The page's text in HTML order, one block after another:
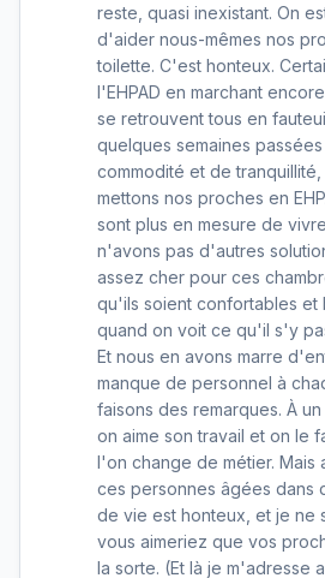
reste, quasi inexistant. On
d'aider nous-mêmes nos
toilette. C'est honteux.
l'EHPAD en marchant
se retrouvent tous en
quelques semaines
commodité et de
mettons nos proches en
sont plus en mesure de
n'avons pas d'autres
assez cher pour ces
qu'ils soient confortables et
quand on voit ce qu'il s'y
Et nous en avons marre
manque de personnel à
faisons des remarques. À
on aime son travail et on le
l'on change de métier. Mais
ces personnes âgées dans
de vie est honteux, et je ne
vous aimeriez que vos
la sorte. (Et là je m'adresse